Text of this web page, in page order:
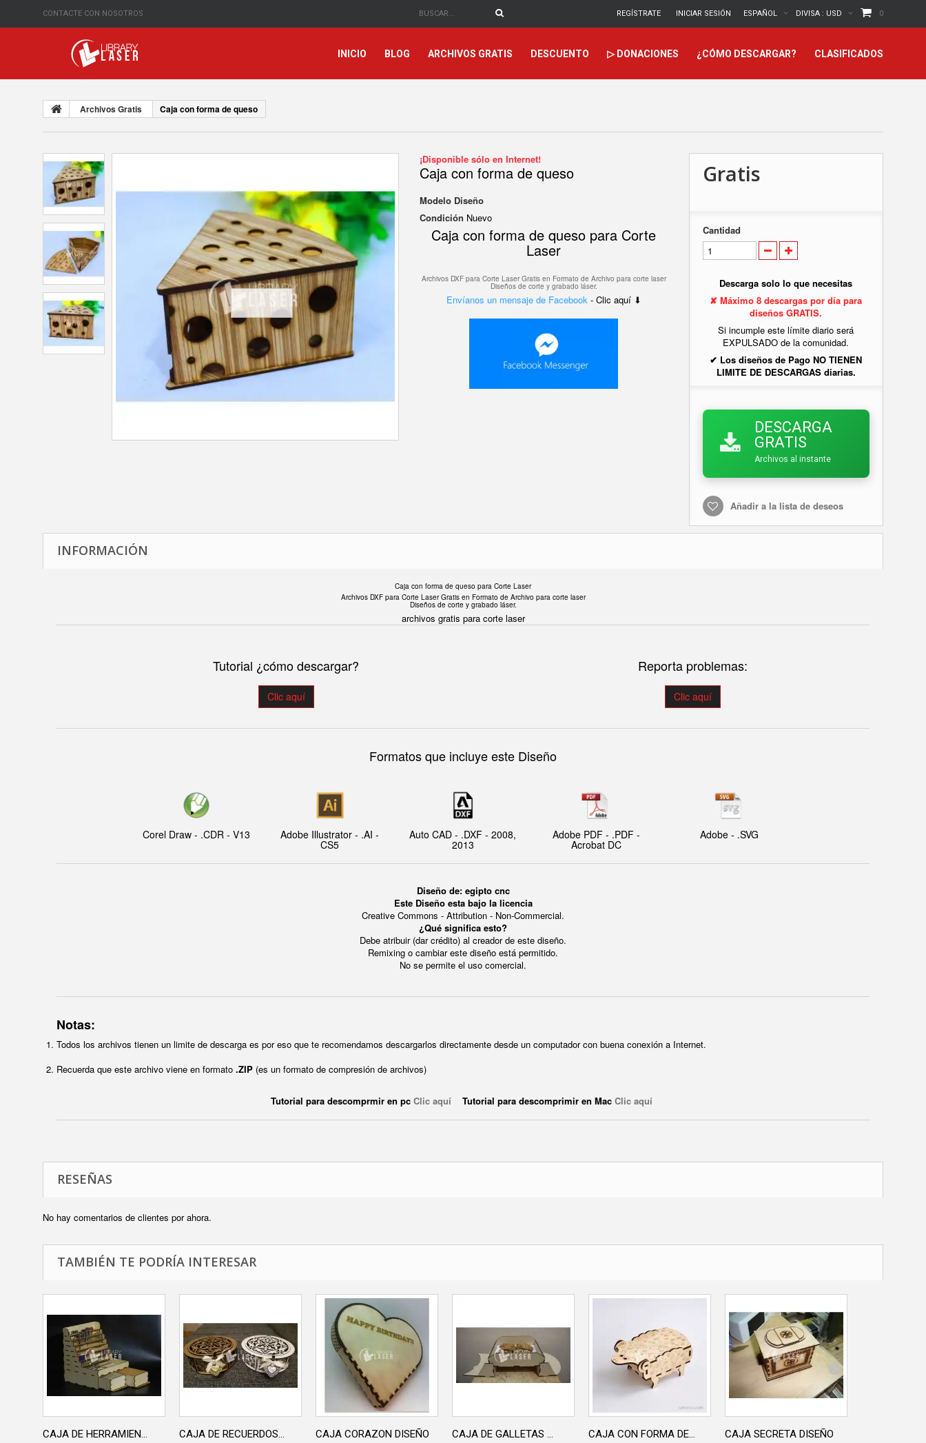
CONTACTE CON NOSOTROS 0
DIVISA : USD
ESPAÑOL
INICIAR SESIÓN
REGÍSTRATE
INICIO BLOG ARCHIVOS GRATIS DESCUENTO ▷ DONACIONES ¿CÓMO DESCARGAR? CLASIFICADOS
Archivos Gratis Caja con forma de queso
¡Disponible sólo en Internet!
Caja con forma de queso
Modelo Diseño
Condición Nuevo
Caja con forma de queso para Corte
Laser
Archivos DXF para Corte Laser Gratis en Formato de Archivo para corte laser
Diseños de corte y grabado láser.
Envíanos un mensaje de Facebook - Clic aquí ⬇
Gratis
Cantidad
Descarga solo lo que necesitas
✘ Máximo 8 descargas por día para
diseños GRATIS.
Si incumple este límite diario será
EXPULSADO de la comunidad.
✔ Los diseños de Pago NO TIENEN
LIMITE DE DESCARGAS diarias.
DESCARGA
GRATIS
Archivos al instante
Añadir a la lista de deseos
INFORMACIÓN
Caja con forma de queso para Corte Laser
Archivos DXF para Corte Laser Gratis en Formato de Archivo para corte laser
Diseños de corte y grabado láser.
archivos gratis para corte laser
Tutorial ¿cómo descargar?
Clic aquí
Reporta problemas:
Clic aquí
Formatos que incluye este Diseño
Corel Draw - .CDR - V13 Adobe Illustrator - .AI -
CS5
Auto CAD - .DXF - 2008,
2013
Adobe PDF - .PDF -
Acrobat DC
Adobe - .SVG
Diseño de: egipto cnc
Este Diseño esta bajo la licencia
Creative Commons - Attribution - Non-Commercial.
¿Qué significa esto?
Debe atribuir (dar crédito) al creador de este diseño.
Remixing o cambiar este diseño está permitido.
No se permite el uso comercial.
Notas:
Todos los archivos tienen un limite de descarga es por eso que te recomendamos descargarlos directamente desde un computador con buena conexión a Internet.
Recuerda que este archivo viene en formato .ZIP (es un formato de compresión de archivos)
Tutorial para descomprmir en pc Clic aquí Tutorial para descomprimir en Mac Clic aquí
RESEÑAS
No hay comentarios de clientes por ahora.
TAMBIÉN TE PODRÍA INTERESAR
CAJA DE HERRAMIEN... CAJA DE RECUERDOS... CAJA CORAZON DISEÑO CAJA DE GALLETAS ... CAJA CON FORMA DE... CAJA SECRETA DISEÑO